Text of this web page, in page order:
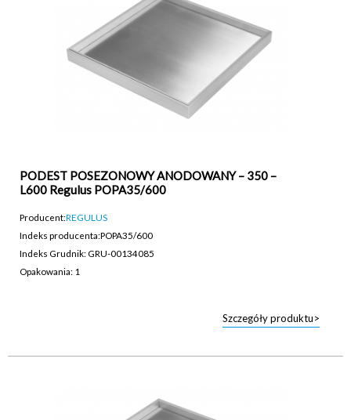
PODEST POSEZONOWY ANODOWANY – 350 –
L600 Regulus POPA35/600
Producent:REGULUS
Indeks producenta:POPA35/600
Indeks Grudnik: GRU-00134085
Opakowania: 1
Szczegóły produktu>